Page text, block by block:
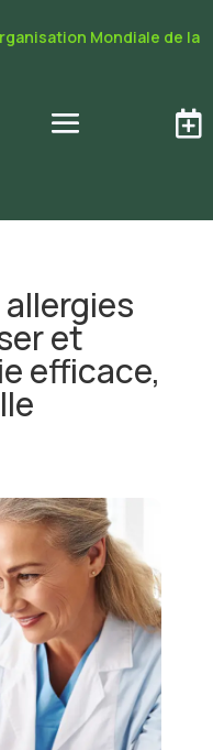
Mondiale de la

et
efficace,